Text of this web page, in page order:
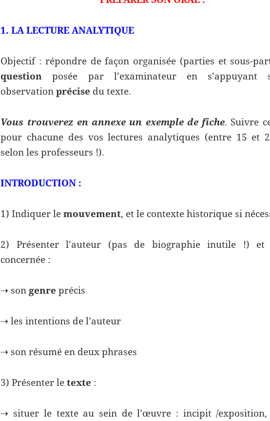
1. LA LECTURE ANALYTIQUE
Objectif : répondre de façon organisée (parties et sous-
question posée par l’examinateur en s’appuyant
observationprécise du texte.
Vous trouverez en annexe un exemple de fiche. Suivre
pour chacune des vos lectures analytiques (entre 15 et
selon les professeurs !).
INTRODUCTION :
1) Indiquer lemouvement, et le contexte historique si
2) Présenter l’auteur (pas de biographie inutile !) et
concernée :
⇢ son genre précis
⇢ les intentions de l’auteur
⇢ son résumé en deux phrases
3) Présenter letexte :
⇢ situer le texte au sein de l’œuvre : incipit /